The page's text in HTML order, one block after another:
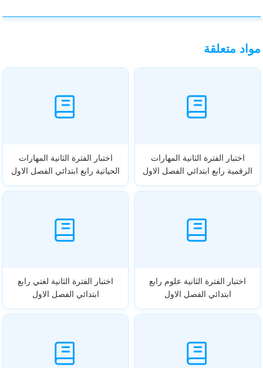
مواد متعلقة
اختبار الفترة الثانية المهارات
الرقمية رابع ابتدائي الفصل الاول
اختبار الفترة الثانية المهارات
الحياتية رابع ابتدائي الفصل الاول
اختبار الفترة الثانية علوم رابع
ابتدائي الفصل الاول
اختبار الفترة الثانية لغتي رابع
ابتدائي الفصل الاول